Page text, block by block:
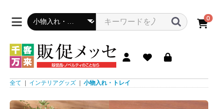
0
全て インテリアグッズ 小物入れ・トレイ